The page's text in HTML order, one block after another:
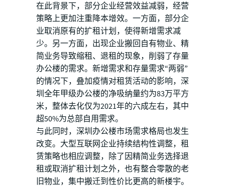
在此背景下，部分企业经营效益减弱，经营
策略上更加注重降本增效。一方面，部分企
业取消原有的扩租计划，使得新增需求减
少。另一方面，出现企业搬回自有物业、精
简业务导致缩租、退租的现象，削弱了存量
办公楼的需求。新增需求和存量需求“两弱”
的情况下，叠加疫情对租赁活动的影响，深
圳全年甲级办公楼的净吸纳量约为83万平方
米，整体去化仅为2021年的六成左右，其中
超50%为总部自用需求。
与此同时，深圳办公楼市场需求格局也发生
改变。大型互联网企业持续结构性调整，租
赁策略也相应调整，除了因精简业务选择退
租或取消扩租计划之外，也有整合零散的老
旧物业，集中搬迁到性价比更高的新楼宇。